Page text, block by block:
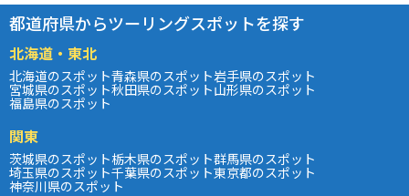
都道府県からツーリングスポットを探す
北海道・東北
北海道のスポット青森県のスポット岩手県のスポット
宮城県のスポット秋田県のスポット山形県のスポット
福島県のスポット
関東
茨城県のスポット栃木県のスポット群馬県のスポット
埼玉県のスポット千葉県のスポット東京都のスポット
神奈川県のスポット